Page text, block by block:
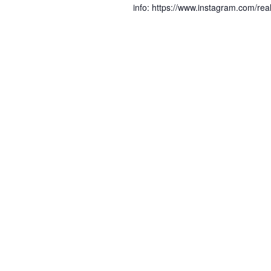
info: https://www.instagram.com/